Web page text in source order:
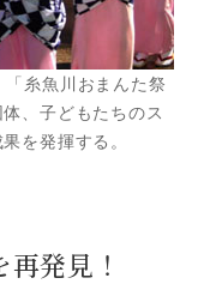
糸魚川おまんた祭
、子どもたちのス
を発揮する。
発見！